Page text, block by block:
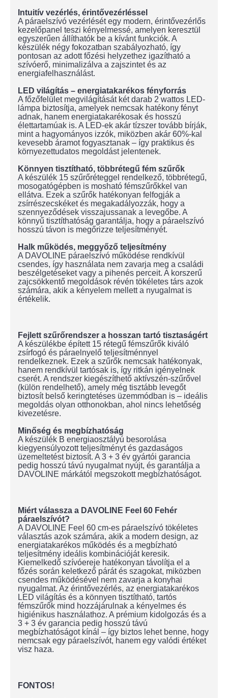
Intuitív vezérlés, érintővezérléssel
A páraelszívó vezérlését egy modern, érintővezérlős
kezelőpanel teszi kényelmessé, amelyen keresztül
egyszerűen állíthatók be a kívánt funkciók. A
készülék négy fokozatban szabályozható, így
pontosan az adott főzési helyzethez igazítható a
szívóerő, minimalizálva a zajszintet és az
energiafelhasználást.
LED világítás – energiatakarékos fényforrás
A főzőfelület megvilágítását két darab 2 wattos LED-
lámpa biztosítja, amelyek nemcsak hatékony fényt
adnak, hanem energiatakarékosak és hosszú
élettartamúak is. A LED-ek akár tízszer tovább bírják,
mint a hagyományos izzók, miközben akár 60%-kal
kevesebb áramot fogyasztanak – így praktikus és
környezettudatos megoldást jelentenek.
Könnyen tisztítható, többrétegű fém szűrők
A készülék 15 szűrőréteggel rendelkező, többrétegű,
mosogatógépben is mosható fémszűrőkkel van
ellátva. Ezek a szűrők hatékonyan felfogják a
zsírrészecskéket és megakadályozzák, hogy a
szennyeződések visszajussanak a levegőbe. A
könnyű tisztíthatóság garantálja, hogy a páraelszívó
hosszú távon is megőrizze teljesítményét.
Halk működés, meggyőző teljesítmény
A DAVOLINE páraelszívó működése rendkívül
csendes, így használata nem zavarja meg a családi
beszélgetéseket vagy a pihenés perceit. A korszerű
zajcsökkentő megoldások révén tökéletes társ azok
számára, akik a kényelem mellett a nyugalmat is
értékelik.
Fejlett szűrőrendszer a hosszan tartó tisztaságért
A készülékbe épített 15 rétegű fémszűrők kiváló
zsírfogó és páraelnyelő teljesítménnyel
rendelkeznek. Ezek a szűrők nemcsak hatékonyak,
hanem rendkívül tartósak is, így ritkán igényelnek
cserét. A rendszer kiegészíthető aktívszén-szűrővel
(külön rendelhető), amely még tisztább levegőt
biztosít belső keringtetéses üzemmódban is – ideális
megoldás olyan otthonokban, ahol nincs lehetőség
kivezetésre.
Minőség és megbízhatóság
A készülék B energiaosztályú besorolása
kiegyensúlyozott teljesítményt és gazdaságos
üzemeltetést biztosít. A 3 + 3 év gyártói garancia
pedig hosszú távú nyugalmat nyújt, és garantálja a
DAVOLINE márkától megszokott megbízhatóságot.
Miért válassza a DAVOLINE Feel 60 Fehér
páraelszívót?
A DAVOLINE Feel 60 cm-es páraelszívó tökéletes
választás azok számára, akik a modern design, az
energiatakarékos működés és a megbízható
teljesítmény ideális kombinációját keresik.
Kiemelkedő szívóereje hatékonyan távolítja el a
főzés során keletkező párát és szagokat, miközben
csendes működésével nem zavarja a konyhai
nyugalmat. Az érintővezérlés, az energiatakarékos
LED világítás és a könnyen tisztítható, tartós
fémszűrők mind hozzájárulnak a kényelmes és
higiénikus használathoz. A prémium kidolgozás és a
3 + 3 év garancia pedig hosszú távú
megbízhatóságot kínál – így biztos lehet benne, hogy
nemcsak egy páraelszívót, hanem egy valódi értéket
visz haza.
FONTOS!